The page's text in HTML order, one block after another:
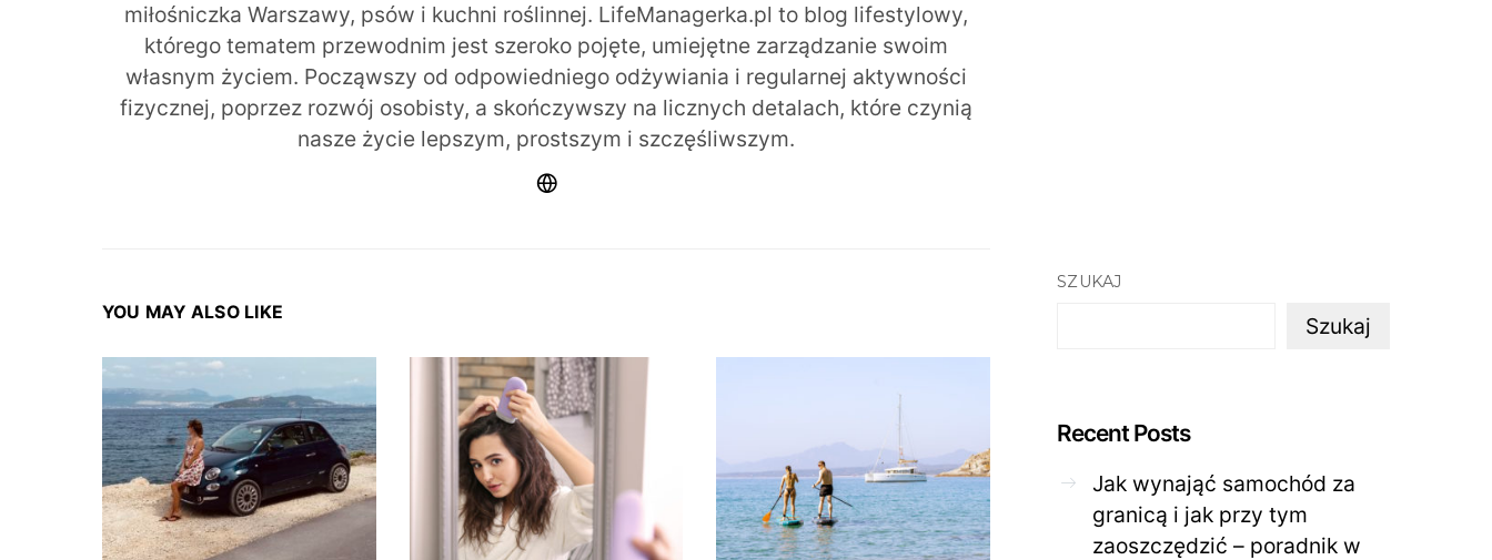
miłośniczka Warszawy, psów i kuchni roślinnej. LifeManagerka.pl to blog lifestylowy,
którego tematem przewodnim jest szeroko pojęte, umiejętne zarządzanie swoim
własnym życiem. Począwszy od odpowiedniego odżywiania i regularnej aktywności
fizycznej, poprzez rozwój osobisty, a skończywszy na licznych detalach, które czynią
nasze życie lepszym, prostszym i szczęśliwszym.
YOU MAY ALSO LIKE
SZUKAJ
Szukaj
Recent Posts
Jak wynająć samochód za
granicą i jak przy tym
zaoszczędzić – poradnik w